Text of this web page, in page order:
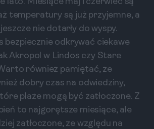
temperatury są już przyjemne, a
nie dotarły do wyspy.
bezpiecznie odkrywać ciekawe
Akropol w Lindos czy Stare
również pamiętać, że
dobry czas na odwiedziny,
plaże mogą być zatłoczone. Z
to najgorętsze miesiące, ale
zatłoczone, ze względu na